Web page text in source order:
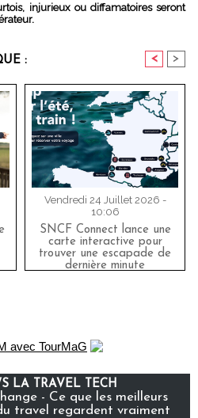
injurieux ou diffamatoires seront
: < >
Vendredi 24 Juillet 2026 -
10:06
SNCF Connect lance une
carte interactive pour
trouver une escapade de
dernière minute
LA TRAVEL TECH
- Ce que les meilleurs
travel regardent vraiment